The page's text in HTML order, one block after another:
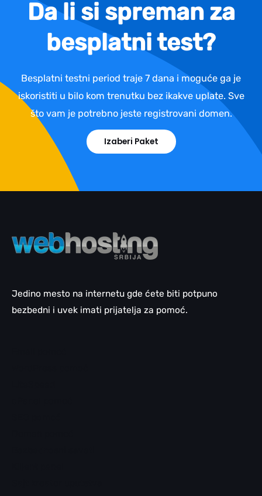
Da li si spreman za
besplatni test?
Besplatni testni period traje 7 dana i moguće ga je
iskoristiti u bilo kom trenutku bez ikakve uplate. Sve
što vam je potrebno jeste registrovani domen.
Izaberi Paket
Jedino mesto na internetu gde ćete biti potpuno
bezbedni i uvek imati prijatelja za pomoć.